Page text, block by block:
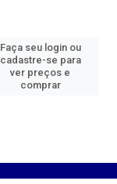
Faça seu login ou
cadastre-se para
ver preços e
comprar